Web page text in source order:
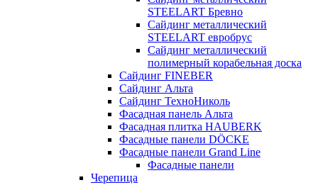
STEELART Бревно
Сайдинг металлический
STEELART евробрус
Сайдинг металлический
полимерный корабельная доска
Сайдинг FINEBER
Сайдинг Альта
Сайдинг ТехноНиколь
Фасадная панель Альта
Фасадная плитка HAUBERK
Фасадные панели DÖCKE
Фасадные панели Grand Line
Фасадные панели
Черепица